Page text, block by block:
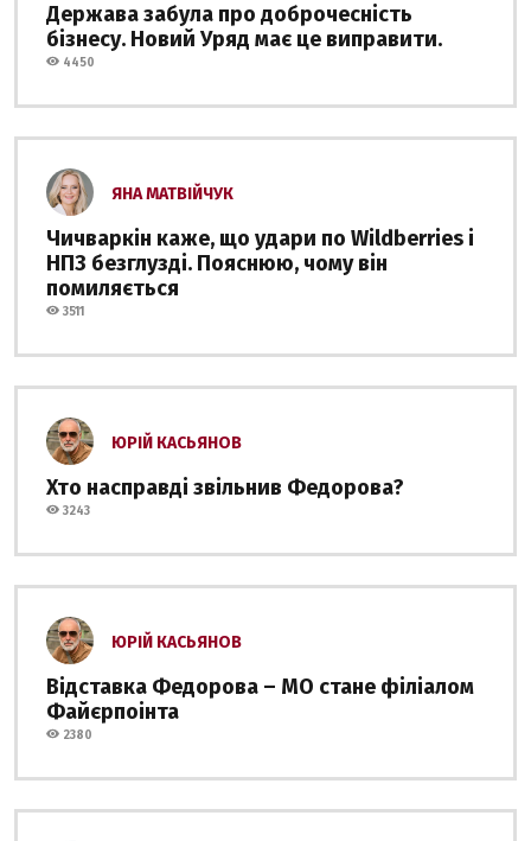
Держава забула про доброчесність
бізнесу. Новий Уряд має це виправити.
4450
ЯНА МАТВІЙЧУК
Чичваркін каже, що удари по Wildberries і
НПЗ безглузді. Пояснюю, чому він
помиляється
3511
ЮРІЙ КАСЬЯНОВ
Хто насправді звільнив Федорова?
3243
ЮРІЙ КАСЬЯНОВ
Відставка Федорова – МО стане філіалом
Файєрпоінта
2380